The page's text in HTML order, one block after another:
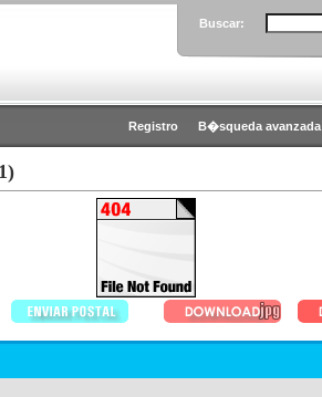
Buscar:
Registro B�squeda avanzada